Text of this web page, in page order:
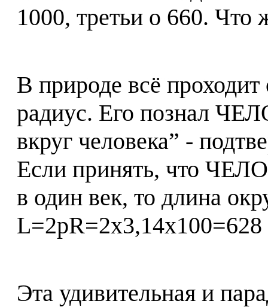
1000, третьи о 660. Что
В природе всё проходит
радиус. Его познал
вкруг человека” -
Если принять, что
в один век, то длина
L=2pR=2х3,14х100=628
Эта удивительная и